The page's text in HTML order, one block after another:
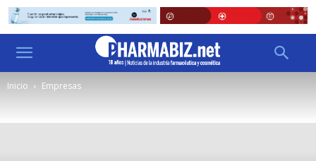
Inicio Empresas